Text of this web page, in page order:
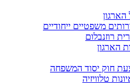
הארגון
משפטיים ייחודיים
רוזנבלום
הארגון
חוק יסוד המשפחה
טלוויזיה